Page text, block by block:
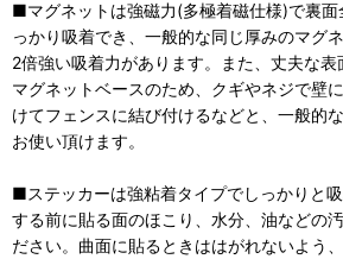
■マグネットは強磁力(多極着磁仕様)で裏面
っかり吸着でき、一般的な同じ厚みのマグ
2倍強い吸着力があります。また、丈夫な
マグネットベースのため、クギやネジで壁
けてフェンスに結び付けるなどと、一般的
お使い頂けます。
■ステッカーは強粘着タイプでしっかりと
する前に貼る面のほこり、水分、油などの
ださい。曲面に貼るときははがれないよう